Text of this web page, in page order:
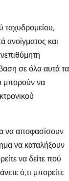
ταχυδρομείου,
και
σε όλα αυτά τα
μπορούν να
να αποφασίσουν
να καταλήξουν
να δείτε πού
ό,τι μπορείτε